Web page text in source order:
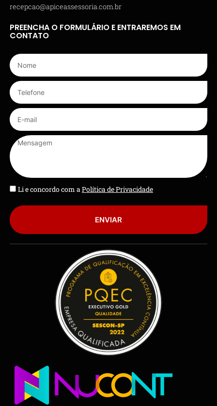
recepcao@apiceassessoria.com.br
PREENCHA O FORMULÁRIO E ENTRAREMOS EM
CONTATO
Li e concordo com aPolítica de Privacidade
ENVIAR